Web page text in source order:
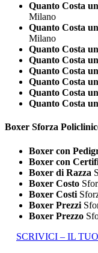
Quanto Costa
Milano
Quanto Costa
Milano
Quanto Costa
Quanto Costa
Quanto Costa
Quanto Costa
Quanto Costa
Quanto Costa
Boxer Sforza
Boxer con
Boxer con
Boxer di Razza
Boxer Costo
Boxer Costi
Boxer Prezzi
Boxer Prezzo
SCRIVICI – IL